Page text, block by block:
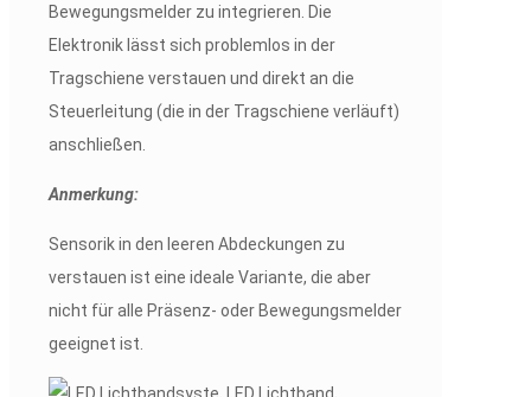
Bewegungsmelder zu integrieren. Die
Elektronik lässt sich problemlos in der
Tragschiene verstauen und direkt an die
Steuerleitung (die in der Tragschiene verläuft)
anschließen.
Anmerkung:
Sensorik in den leeren Abdeckungen zu
verstauen ist eine ideale Variante, die aber
nicht für alle Präsenz- oder Bewegungsmelder
geeignet ist.